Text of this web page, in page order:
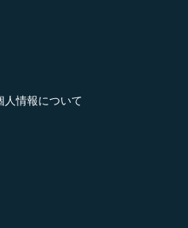
人情報について